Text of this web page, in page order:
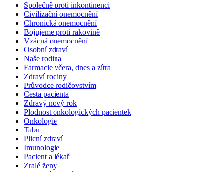
Společně proti inkontinenci
Civilizační onemocnění
Chronická onemocnění
Bojujeme proti rakovině
Vzácná onemocnění
Osobní zdraví
Naše rodina
Farmacie včera, dnes a zítra
Zdraví rodiny
Průvodce rodičovstvím
Cesta pacienta
Zdravý nový rok
Plodnost onkologických pacientek
Onkologie
Tabu
Plicní zdraví
Imunologie
Pacient a lékař
Zralé ženy